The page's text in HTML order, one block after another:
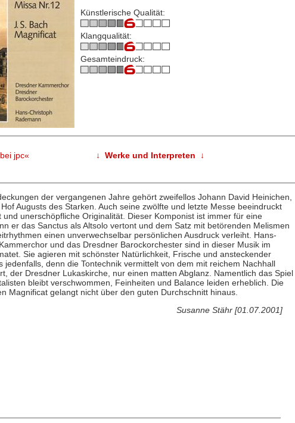
Künstlerische Qualität:
Klangqualität:
Gesamteindruck:
jpc« ↓ Werke und Interpreten ↓
der vergangenen Jahre gehört zweifellos Johann David Heinichen,
Augusts des Starken. Auch seine zwölfte und letzte Messe beeindruckt
unerschöpfliche Originalität. Dieser Komponist ist immer für eine
er das Sanctus als Altsolo vertont und dem Satz mit betörenden Melismen
einen unverwechselbar persönlichen Ausdruck verleiht. Hans-
und das Dresdner Barockorchester sind in dieser Musik im
Sie agieren mit schönster Natürlichkeit, Frische und ansteckender
jedenfalls, denn die Tontechnik vermittelt von dem mit reichem Nachhall
der Dresdner Lukaskirche, nur einen matten Abglanz. Namentlich das Spiel
bleibt verschwommen, Feinheiten und Balance leiden erheblich. Die
Magnificat gelangt nicht über den guten Durchschnitt hinaus.
Susanne Stähr [01.07.2001]